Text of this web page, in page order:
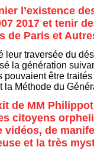
l’existence
2017 et tenir
de Paris et
leur traversée du
la génération
être
la Méthode du
de MM
citoyens
vidéos, de
et la très